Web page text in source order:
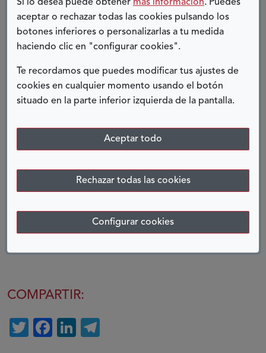
Si lo desea puede obtener más información. Puedes
aceptar o rechazar todas las cookies pulsando los
botones inferiores o personalizarlas a tu medida
haciendo clic en "configurar cookies".
Te recordamos que puedes modificar tus ajustes de
cookies en cualquier momento usando el botón
situado en la parte inferior izquierda de la pantalla.
Aceptar todo
Rechazar todas las cookies
Configurar cookies
asistente personal a lo largo de todo el ciclo vital de
la persona,
para evitar que la familia se vea
sobrecargada y para garantizar independencia a
quienes tenemos parálisis cerebral.
Desde mi punto de vista, creo que ya no podemos
vivir de la misma forma que antes de la pandemia; es
momento de cambiar y construir entre todos y todas
necesidades de las personas, más justa, más inclusiva
y con más espacios de participación.Es el momento
de construir como bien decimos en nuestra campaña
del Día Mundial de la Parálisis Cerebral de este año,
Jorge Santiago Piñeira,
COMPARTIR:
TwitterFacebook
LinkedIn